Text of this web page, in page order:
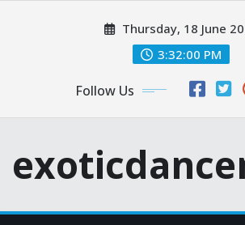
Thursday, 18 June
3:32:01 PM
Follow Us